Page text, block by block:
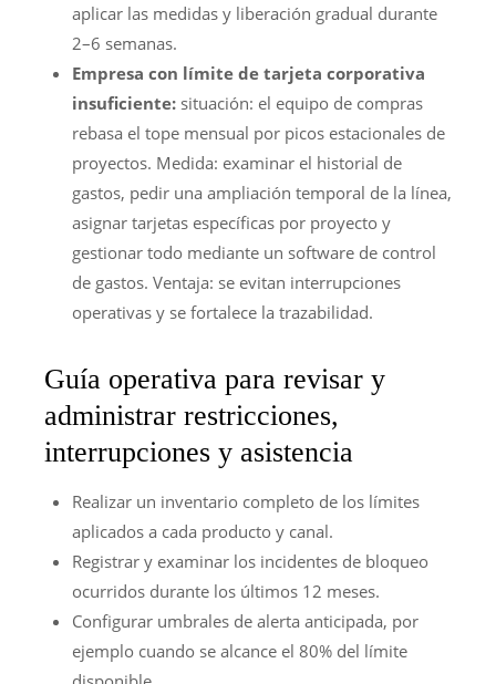
aplicar las medidas y liberación gradual durante
2–6 semanas.
Empresa con límite de tarjeta corporativa
insuficiente: situación: el equipo de compras
rebasa el tope mensual por picos estacionales de
proyectos. Medida: examinar el historial de
gastos, pedir una ampliación temporal de la línea,
asignar tarjetas específicas por proyecto y
gestionar todo mediante un software de control
de gastos. Ventaja: se evitan interrupciones
operativas y se fortalece la trazabilidad.
Guía operativa para revisar y
administrar restricciones,
interrupciones y asistencia
Realizar un inventario completo de los límites
aplicados a cada producto y canal.
Registrar y examinar los incidentes de bloqueo
ocurridos durante los últimos 12 meses.
Configurar umbrales de alerta anticipada, por
ejemplo cuando se alcance el 80% del límite